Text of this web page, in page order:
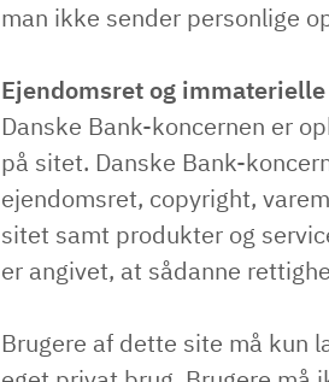
man ikke sender personlige
Ejendomsret og
Danske Bank-koncernen er
på sitet. Danske Bank-
ejendomsret, copyright,
sitet samt produkter og
er angivet, at sådanne
Brugere af dette site må kun